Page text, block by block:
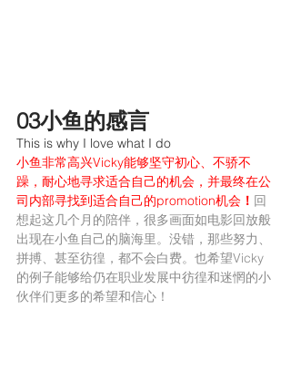
03小鱼的感言
This is why I love what I do
小鱼非常高兴Vicky能够坚守初心、不骄不
躁，耐心地寻求适合自己的机会，并最终在公
司内部寻找到适合自己的promotion机会 ！ 回
想起这几个月的陪伴，很多画面如电影回放般
出现在小鱼自己的脑海里。没错，那些努力、
拼搏、甚至彷徨，都不会白费。也希望Vicky
的例子能够给仍在职业发展中彷徨和迷惘的小
伙伴们更多的希望和信心！